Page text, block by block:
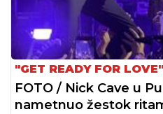
"GET READY FOR LOVE"
FOTO / Nick Cave u
nametnuo žestok